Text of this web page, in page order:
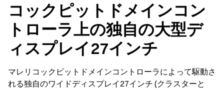
コックピットドメインコン
トローラ上の独自の大型デ
ィスプレイ27インチ
マレリコックピットドメインコントローラによって駆動さ
れる独自のワイドディスプレイ27インチ (クラスターと